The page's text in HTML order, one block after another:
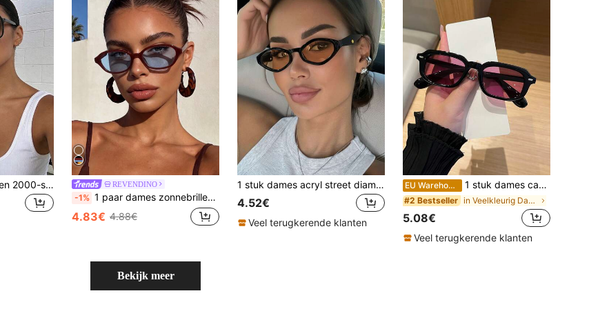
Retro zonnebril in jaren 2000-stijl met groot montuur en enkele lens, geschikt voor vrouwen met een rond gezicht, ideaal voor zomervakanties en feestjes, biedt UV-bescherming. REVENDINO
-1% 1 paar dames zonnebrillen met klein montuur, geschikt voor familie-uitstapjes, sportieve stijl, autorijden, zomeraccessoires, wandelen, streetstyle-look, vissen, buitenactiviteiten, zonbescherming
4.83€ 4.88€
1 stuk dames acryl street diamond fashion bril voor dagelijkse uitjes, muziekfestivals en vakantiecadeaus
4.52€
Veel terugkerende klanten
EU Warehouse 1 stuk dames casual retro vierkante bril met klein zwart montuur, geschikt voor dagelijkse uitjes, zomerstrand, decoratie en straatfotografie
#2 Bestseller in Veelkleurig Damesmodebrillen
5.08€
Veel terugkerende klanten
Bekijk meer